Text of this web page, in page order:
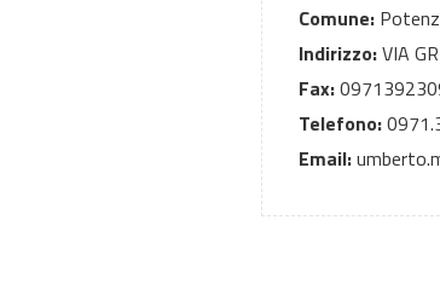
Comune:
Indirizzo:VIA
Fax:
Telefono:
Email: